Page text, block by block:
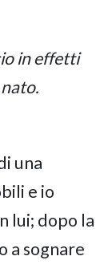
in effetti
una
e io
lui; dopo la
a sognare